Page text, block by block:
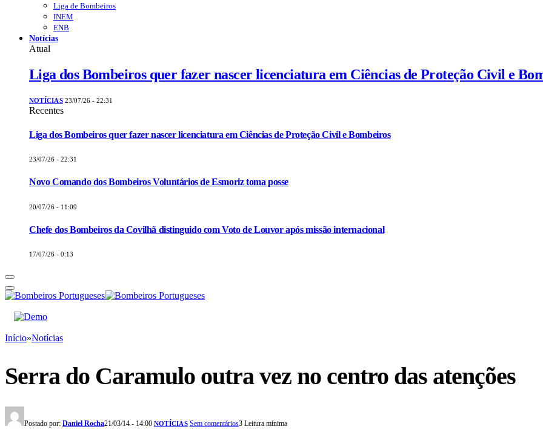
Liga de Bombeiros
INEM
ENB
Notícias
Atual
Liga dos Bombeiros quer fazer nascer licenciatura em Ciências de Proteção Civil e
NOTÍCIAS 23/07/26 - 22:31
Recentes
Liga dos Bombeiros quer fazer nascer licenciatura em Ciências de Proteção Civil e Bombeiros
23/07/26 - 22:31
Novo Comando dos Bombeiros Voluntários de Esmoriz toma posse
20/07/26 - 11:09
Chefe dos Bombeiros da Covilhã distinguido com Voto de Louvor após missão internacional
17/07/26 - 0:13
Início»Notícias
Serra do Caramulo outra vez no centro das atenções
Postado por: Daniel Rocha21/03/14 - 14:00 NOTÍCIAS Sem comentários3 Leitura mínima